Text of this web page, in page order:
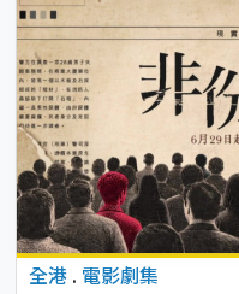
全港 . 電影劇集